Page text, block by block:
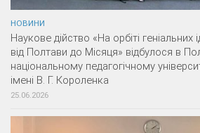
НОВИНИ
Наукове дійство «На орбіті
від Полтави до Місяця» відбулося в
національному педагогічному
імені В. Г. Короленка
25.06.2026